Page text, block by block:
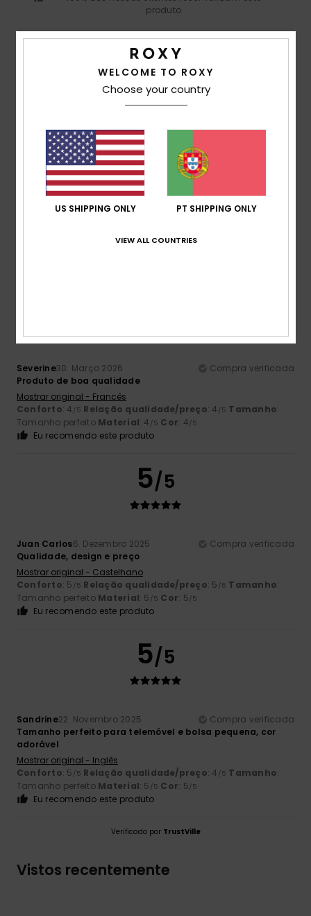
produto
4.7
Tamanho
Muito pequenoDemasiado grande
Material
Severine30. Março 2026
Compra verificada
Produto de boa qualidade
Mostrar original - Francês
Conforto: 4 /5 Relação qualidade/preço: 4 /5 Tamanho:
Tamanho perfeito Material: 4 /5 Cor: 4/5
Eu recomendo este produto
5/5
Juan Carlos6. Dezembro 2025
Compra verificada
Qualidade, design e preço
Mostrar original - Castelhano
Conforto: 5 /5 Relação qualidade/preço: 5 /5 Tamanho:
Tamanho perfeito Material: 5 /5 Cor: 5/5
Eu recomendo este produto
5/5
Sandrine22. Novembro 2025
Compra verificada
Tamanho perfeito para telemóvel e bolsa pequena, cor
adorável
Mostrar original - Inglês
Conforto: 5 /5 Relação qualidade/preço: 4 /5 Tamanho:
Tamanho perfeito Material: 5 /5 Cor: 5/5
Eu recomendo este produto
Verificado por TrustVille
Vistos recentemente
WELCOME TO ROXY
Choose your country
US SHIPPING ONLY PT SHIPPING ONLY
VIEW ALL COUNTRIES